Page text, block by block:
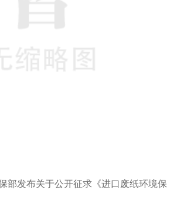
部发布关于公开征求《进口废纸环境保